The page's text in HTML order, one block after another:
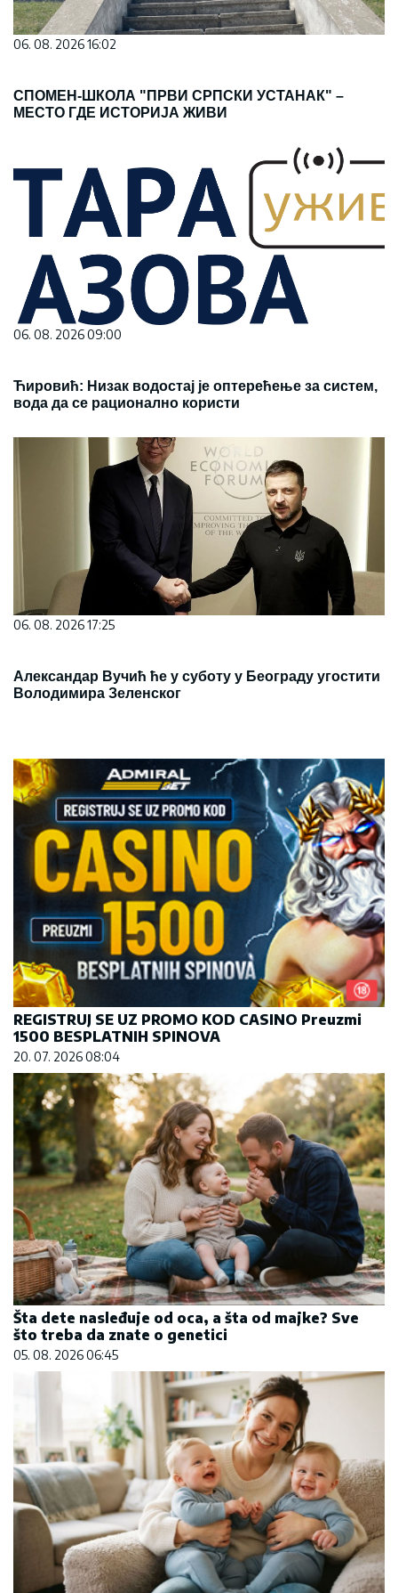
06. 08. 2026 16:02
СПОМЕН-ШКОЛА "ПРВИ СРПСКИ УСТАНАК" –
МЕСТО ГДЕ ИСТОРИЈА ЖИВИ
06. 08. 2026 09:00
Ћировић: Низак водостај је оптерећење за систем,
вода да се рационално користи
06. 08. 2026 17:25
Александар Вучић ће у суботу у Београду угостити
Володимира Зеленског
REGISTRUJ SE UZ PROMO KOD CASINO Preuzmi
1500 BESPLATNIH SPINOVA
20. 07. 2026 08:04
Šta dete nasleđuje od oca, a šta od majke? Sve
što treba da znate o genetici
05. 08. 2026 06:45